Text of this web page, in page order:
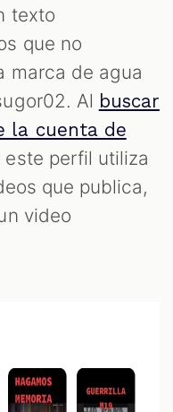
texto
que no
marca de agua
Al buscar
la cuenta de
este perfil utiliza
que publica,
video